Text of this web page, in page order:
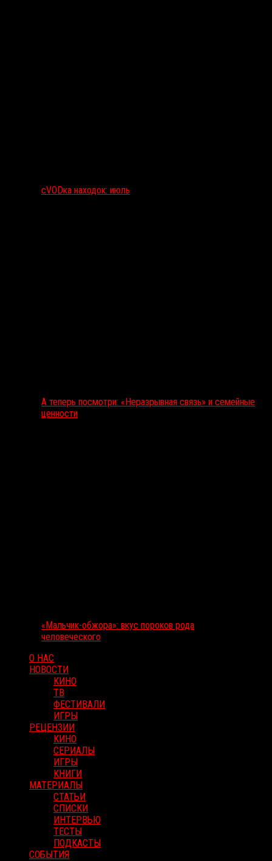
сVODка находок: июль
А теперь посмотри: «Неразрывная связь» и семейные
ценности
«Мальчик-обжора»: вкус пороков рода
человеческого
О НАС
НОВОСТИ
КИНО
ТВ
ФЕСТИВАЛИ
ИГРЫ
РЕЦЕНЗИИ
КИНО
СЕРИАЛЫ
ИГРЫ
КНИГИ
МАТЕРИАЛЫ
СТАТЬИ
СПИСКИ
ИНТЕРВЬЮ
ТЕСТЫ
ПОДКАСТЫ
СОБЫТИЯ